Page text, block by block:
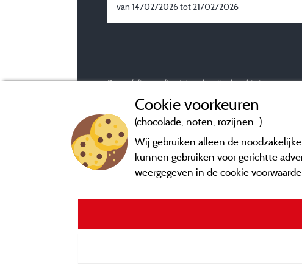
van 14/02/2026 tot 21/02/2026
Beoordelingen die niet ouder zijn dan drie jaar en
Cookie voorkeuren
(chocolade, noten, rozijnen...)
Wij gebruiken alleen de
kunnen gebruiken voor gerichtte
weergegeven in de cookie